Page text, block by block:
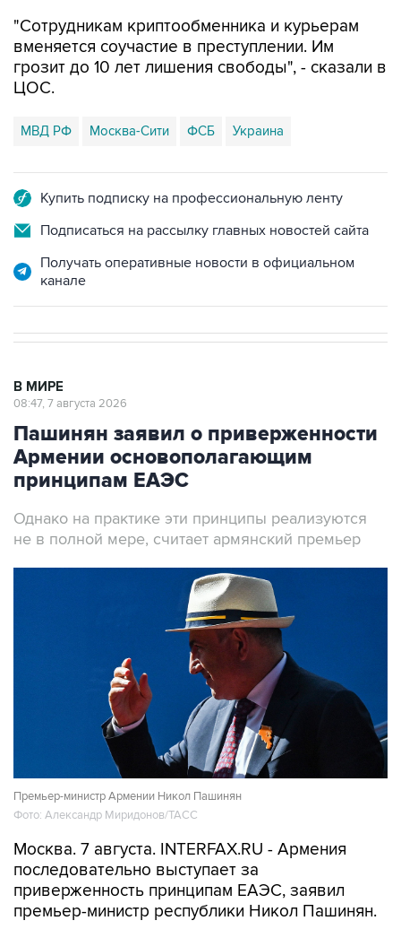
"Сотрудникам криптообменника и курьерам
вменяется соучастие в преступлении. Им
грозит до 10 лет лишения свободы", - сказали в
ЦОС.
МВД РФ Москва-Сити ФСБ Украина
Купить подписку на профессиональную ленту
Подписаться на рассылку главных новостей сайта
Получать оперативные новости в официальном
канале
В МИРЕ
08:47, 7 августа 2026
Пашинян заявил о приверженности
Армении основополагающим
принципам ЕАЭС
Однако на практике эти принципы реализуются
не в полной мере, считает армянский премьер
Премьер-министр Армении Никол Пашинян
Фото: Александр Миридонов/ТАСС
Москва. 7 августа. INTERFAX.RU - Армения
последовательно выступает за
приверженность принципам ЕАЭС, заявил
премьер-министр республики Никол Пашинян.